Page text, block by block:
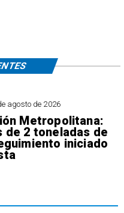
agosto de 2026
Metropolitana:
de 2 toneladas de
iniciado